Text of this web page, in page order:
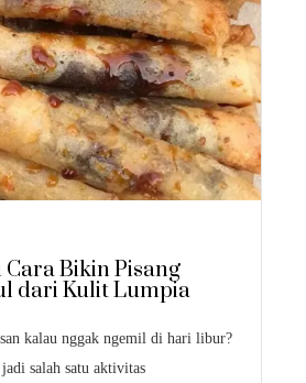
Bikin Pisang
dari Kulit Lumpia
kalau nggak ngemil di hari libur?
salah satu aktivitas